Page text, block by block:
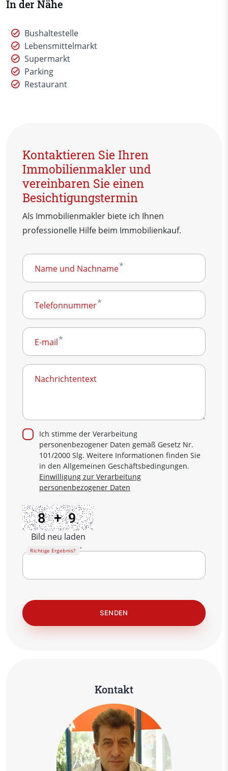
In der Nähe
Bushaltestelle
Lebensmittelmarkt
Supermarkt
Parking
Restaurant
Kontaktieren Sie Ihren
Immobilienmakler und
vereinbaren Sie einen
Besichtigungstermin
Als Immobilienmakler biete ich Ihnen
professionelle Hilfe beim Immobilienkauf.
Name und Nachname
Telefonnummer
E-mail
Nachrichtentext
Ich stimme der Verarbeitung
personenbezogener Daten gemäß Gesetz Nr.
101/2000 Slg. Weitere Informationen finden Sie
in den Allgemeinen Geschäftsbedingungen.
Einwilligung zur Verarbeitung
personenbezogener Daten
Bild neu laden
Richtige Ergebnis?
Kontakt